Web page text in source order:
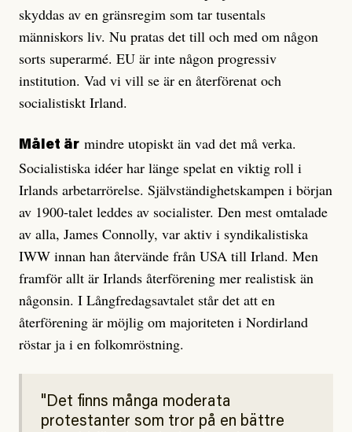
skyddas av en gräns­regim som tar tusentals
människors liv. Nu pratas det till och med om någon
sorts superarmé. EU är inte någon progressiv
institution. Vad vi vill se är en återförenat och
socialistiskt Irland.
Målet är mindre utopiskt än vad det må verka.
Socialistiska idéer har länge spelat en viktig roll i
Irlands arbetar­rörelse. Självständighetskampen i början
av 1900-talet leddes av socialister. Den mest omtalade
av alla, James Connolly, var aktiv i syndikalistiska
IWW innan han återvände från USA till Irland. Men
framför allt är Irlands återförening mer realistisk än
någonsin. I Långfredagsavtalet står det att en
återförening är möjlig om majoriteten i Nordirland
röstar ja i en folkomröstning.
Det finns många moderata
protestanter som tror på en bättre